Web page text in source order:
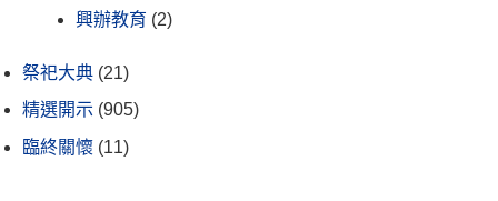
興辦教育 (2)
祭祀大典 (21)
精選開示 (905)
臨終關懷 (11)